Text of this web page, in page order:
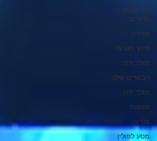
יום מגמה
וסיורים
ספורט
חינוך חברתי
מולד ירח
הבוגרים שלנו
מולד ירח
מגמות
גלריה
מסע לפולין